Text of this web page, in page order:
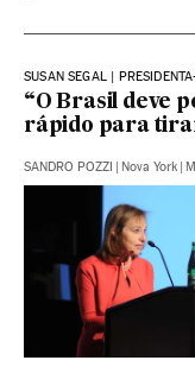
SUSAN SEGAL |
“O Brasil deve
rápido para
SANDRO POZZI Nova York